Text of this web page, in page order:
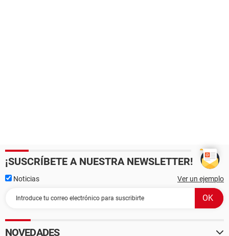
¡SUSCRÍBETE A NUESTRA NEWSLETTER!
Noticias Ver un ejemplo
NOVEDADES